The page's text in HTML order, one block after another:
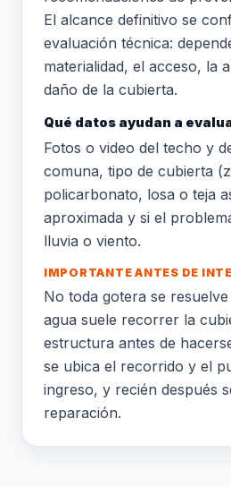
El alcance definitivo se
evaluación técnica:
materialidad, el acceso, la
daño de la cubierta.
Qué datos ayudan a
Fotos o video del techo y
comuna, tipo de cubierta
policarbonato, losa o teja
aproximada y si el
lluvia o viento.
IMPORTANTE ANTES DE
No toda gotera se
agua suele recorrer la
estructura antes de
se ubica el recorrido y el
ingreso, y recién después
reparación.